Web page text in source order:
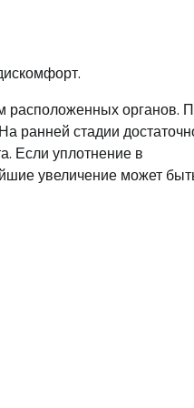
расположенных органов.
ранней стадии
Если уплотнение в
увеличение может